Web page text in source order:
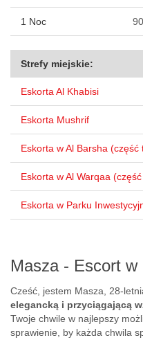
Masza - Escort w
Cześć, jestem Masza, 28-
elegancką i przyciągającą
Twoje chwile w najlepszy
sprawienie, by każda chwila
1 Noc
Strefy miejskie:
Eskorta Al Khabisi
Eskorta Mushrif
Eskorta w Al Barsha (część
Eskorta w Al Warqaa
Eskorta w Parku